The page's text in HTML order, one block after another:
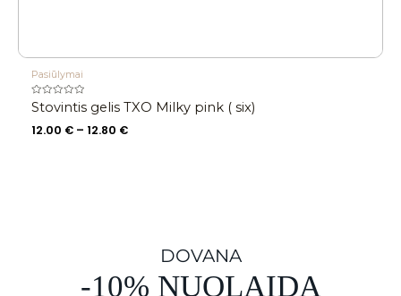
Pasiūlymai
Įvertinimas:
0
5
Stovintis gelis TXO Milky pink ( six)
12.00 € – 12.80 €
DOVANA
-10% NUOLAIDA